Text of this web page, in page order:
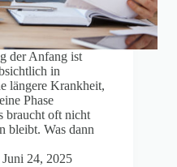
der Anfang ist
in
längere Krankheit,
Phase
braucht oft nicht
bleibt. Was dann
Juni 24, 2025